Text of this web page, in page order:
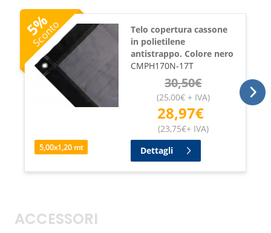
5
%
Sconto
5,00x1,20 mt
Telo copertura cassone
in polietilene
antistrappo. Colore nero
CMPH170N-17T
30,50€
(25,00€+ IVA)
28,97€
(23,75€+ IVA)
Dettagli
ACCESSORI